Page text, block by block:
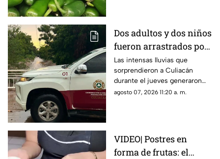
Dos adultos y dos niños
fueron arrastrados por
un arroyo durante
intensas lluvias en
Culiacán
Las intensas lluvias que
sorprendieron a Culiacán
durante el jueves generaron
más de 20 emergencias en
agosto 07, 2026 11:20 a. m.
VIDEO| Postres en
forma de frutas: el